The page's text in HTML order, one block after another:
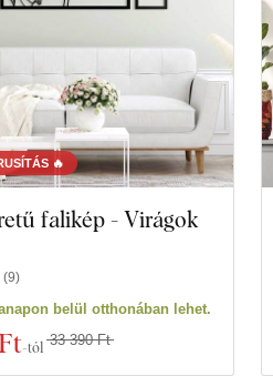
🔥
falikép - Virágok
(9)
belül otthonában lehet.
-tól 33 390 Ft